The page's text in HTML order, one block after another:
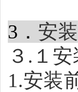
3 ． 安装
３ . １
1.安装